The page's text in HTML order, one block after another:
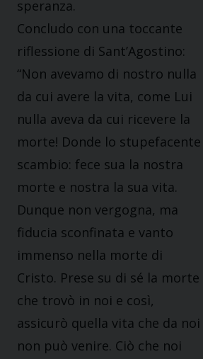
speranza.
Concludo con una toccante
riflessione di Sant’Agostino:
“Non avevamo di nostro nulla
da cui avere la vita, come Lui
nulla aveva da cui ricevere la
morte! Donde lo stupefacente
scambio: fece sua la nostra
morte e nostra la sua vita.
Dunque non vergogna, ma
fiducia sconfinata e vanto
immenso nella morte di
Cristo. Prese su di sé la morte
che trovò in noi e così,
assicurò quella vita che da noi
non può venire. Ciò che noi